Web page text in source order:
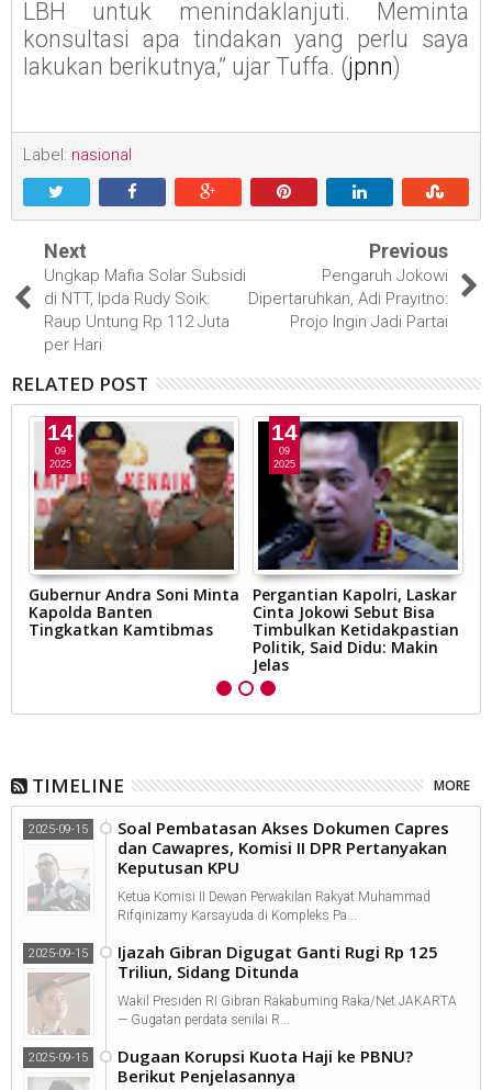
LBH untuk menindaklanjuti. Meminta
konsultasi apa tindakan yang perlu saya
lakukan berikutnya,” ujar Tuffa. (jpnn)
Label: nasional
Next
Ungkap Mafia Solar Subsidi
di NTT, Ipda Rudy Soik:
Raup Untung Rp 112 Juta
per Hari
Previous
Pengaruh Jokowi
Dipertaruhkan, Adi Prayitno:
Projo Ingin Jadi Partai
RELATED POST
14
09
2025
Gubernur Andra Soni Minta
Kapolda Banten
Tingkatkan Kamtibmas
14
09
2025
Pergantian Kapolri, Laskar
Cinta Jokowi Sebut Bisa
Timbulkan Ketidakpastian
Politik, Said Didu: Makin
Jelas
TIMELINE MORE
Soal Pembatasan Akses Dokumen Capres
dan Cawapres, Komisi II DPR Pertanyakan
Keputusan KPU
2025-09-15
Ketua Komisi II Dewan Perwakilan Rakyat Muhammad
Rifqinizamy Karsayuda di Kompleks Pa...
Ijazah Gibran Digugat Ganti Rugi Rp 125
Triliun, Sidang Ditunda
2025-09-15
Wakil Presiden RI Gibran Rakabuming Raka/Net JAKARTA
— Gugatan perdata senilai R...
Dugaan Korupsi Kuota Haji ke PBNU?
Berikut Penjelasannya
2025-09-15